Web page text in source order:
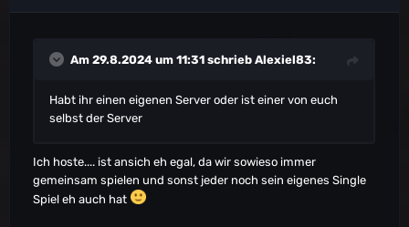
Am 29.8.2024 um 11:31 schrieb Alexiel83:
Habt ihr einen eigenen Server oder ist einer von euch
selbst der Server
Ich hoste.... ist ansich eh egal, da wir sowieso immer
gemeinsam spielen und sonst jeder noch sein eigenes Single
Spiel eh auch hat